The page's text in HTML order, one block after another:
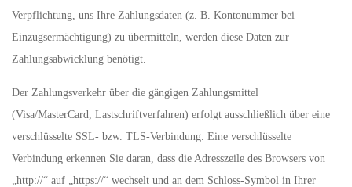
Verpflichtung, uns Ihre Zahlungsdaten (z. B. Kontonummer bei
Einzugsermächtigung) zu übermitteln, werden diese Daten zur
Zahlungsabwicklung benötigt.
Der Zahlungsverkehr über die gängigen Zahlungsmittel
(Visa/MasterCard, Lastschriftverfahren) erfolgt ausschließlich über eine
verschlüsselte SSL- bzw. TLS-Verbindung. Eine verschlüsselte
Verbindung erkennen Sie daran, dass die Adresszeile des Browsers von
„http://“ auf „https://“ wechselt und an dem Schloss-Symbol in Ihrer